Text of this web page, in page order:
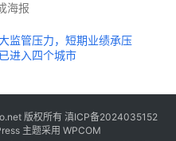
海报
监管压力，短期业绩承压
进入四个城市
版权所有 滇ICP备2024035152
主题采用 WPCOM